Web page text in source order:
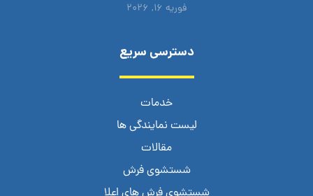
فوریه ۱۶, ۲۰۲۶
دسترسی سریع
خدمات
لیست نمایندگی ها
مقالات
شستشوی فرش